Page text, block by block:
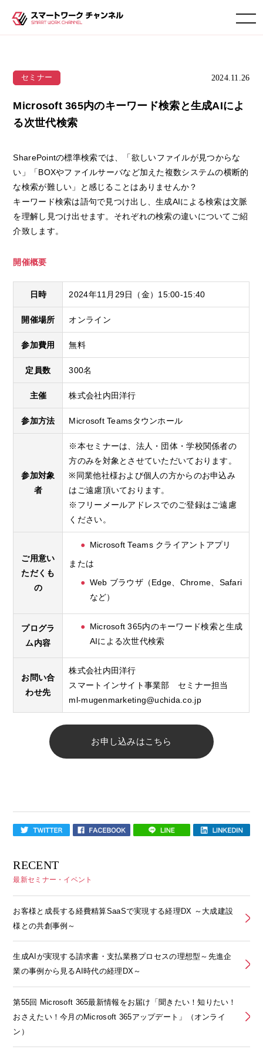
toggle navigation
セミナー 2024.11.26
Microsoft 365内のキーワード検索と生成AIによ
る次世代検索
SharePointの標準検索では、「欲しいファイルが見つからな
い」「BOXやファイルサーバなど加えた複数システムの横断的
な検索が難しい」と感じることはありませんか？
キーワード検索は語句で見つけ出し、生成AIによる検索は文脈
を理解し見つけ出せます。それぞれの検索の違いについてご紹
介致します。
開催概要
日時 2024年11月29日（金） 15:00-15:40
開催場所 オンライン
参加費用 無料
定員数 300名
主催 株式会社内田洋行
参加方法 Microsoft Teamsタウンホール
参加対象
者
※本セミナーは、法人・団体・学校関係者の
方のみを対象とさせていただいております。
※同業他社様および個人の方からのお申込み
はご遠慮頂いております。
※フリーメールアドレスでのご登録はご遠慮
ください。
ご用意い
ただくも
の
Microsoft Teams クライアントアプリ
または
Web ブラウザ（Edge、Chrome、Safari
など）
プログラ
ム内容
Microsoft 365内のキーワード検索と生成
AIによる次世代検索
お問い合
わせ先
株式会社内田洋行
スマートインサイト事業部 セミナー担当
ml-mugenmarketing@uchida.co.jp
お申し込みはこちら
RECENT
最新セミナー・イベント
お客様と成長する経費精算SaaSで実現する経理DX ～大成建設
様との共創事例～
生成AIが実現する請求書・支払業務プロセスの理想型～先進企
業の事例から見るAI時代の経理DX～
第55回 Microsoft 365最新情報をお届け「聞きたい！知りたい！
おさえたい！今月のMicrosoft 365アップデート」（オンライ
ン）